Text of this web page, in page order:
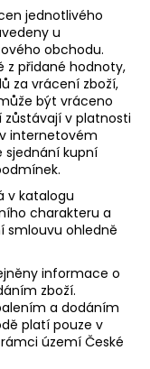
jednotlivého
u
obchodu.
z přidané hodnoty,
za vrácení zboží,
být vráceno
zůstávají v platnosti
internetovém
sjednání kupní
v katalogu
charakteru a
smlouvu ohledně
informace o
zboží.
a dodáním
platí pouze v
území České